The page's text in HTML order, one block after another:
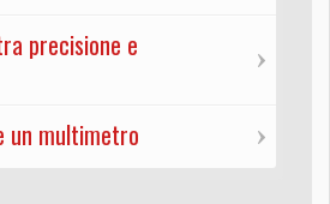
precisione e
un multimetro